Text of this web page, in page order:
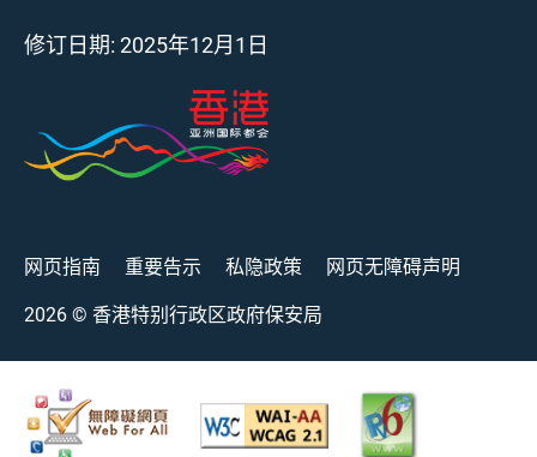
修订日期:2025年12月1日
网页指南 重要告示 私隐政策 网页无障碍声明
2026 © 香港特别行政区政府保安局